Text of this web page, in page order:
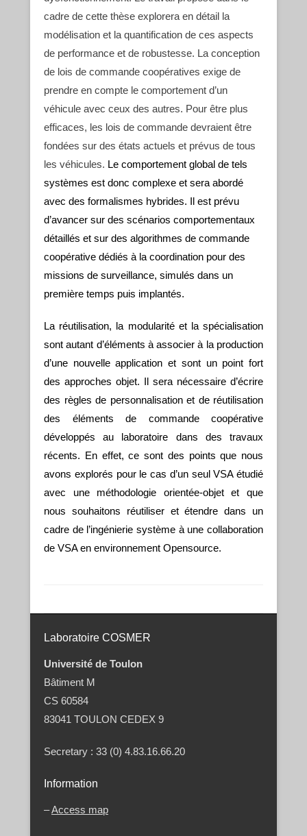
cadre de cette thèse explorera en détail la
modélisation et la quantification de ces aspects
de performance et de robustesse. La conception
de lois de commande coopératives exige de
prendre en compte le comportement d’un
véhicule avec ceux des autres. Pour être plus
efficaces, les lois de commande devraient être
fondées sur des états actuels et prévus de tous
les véhicules. Le comportement global de tels
systèmes est donc complexe et sera abordé
avec des formalismes hybrides. Il est prévu
d’avancer sur des scénarios comportementaux
détaillés et sur des algorithmes de commande
coopérative dédiés à la coordination pour des
missions de surveillance, simulés dans un
première temps puis implantés.
La réutilisation, la modularité et la spécialisation
sont autant d’éléments à associer à la production
d’une nouvelle application et sont un point fort
des approches objet. Il sera nécessaire d’écrire
des règles de personnalisation et de réutilisation
des éléments de commande coopérative
développés au laboratoire dans des travaux
récents. En effet, ce sont des points que nous
avons explorés pour le cas d’un seul VSA étudié
avec une méthodologie orientée-objet et que
nous souhaitons réutiliser et étendre dans un
cadre de l’ingénierie système à une collaboration
de VSA en environnement Opensource.
Laboratoire COSMER
Université de Toulon
Bâtiment M
CS 60584
83041 TOULON CEDEX 9
Secretary : 33 (0) 4.83.16.66.20
Information
–Access map